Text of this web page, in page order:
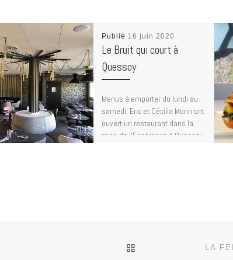
Publié 16 juin 2020
Le Bruit qui court à
Quessoy
Menus à emporter du lundi au
samedi. Eric et Cécilia Morin ont
ouvert un restaurant dans la
zone de l’Espérance à Quessoy.
RETOUR À LA